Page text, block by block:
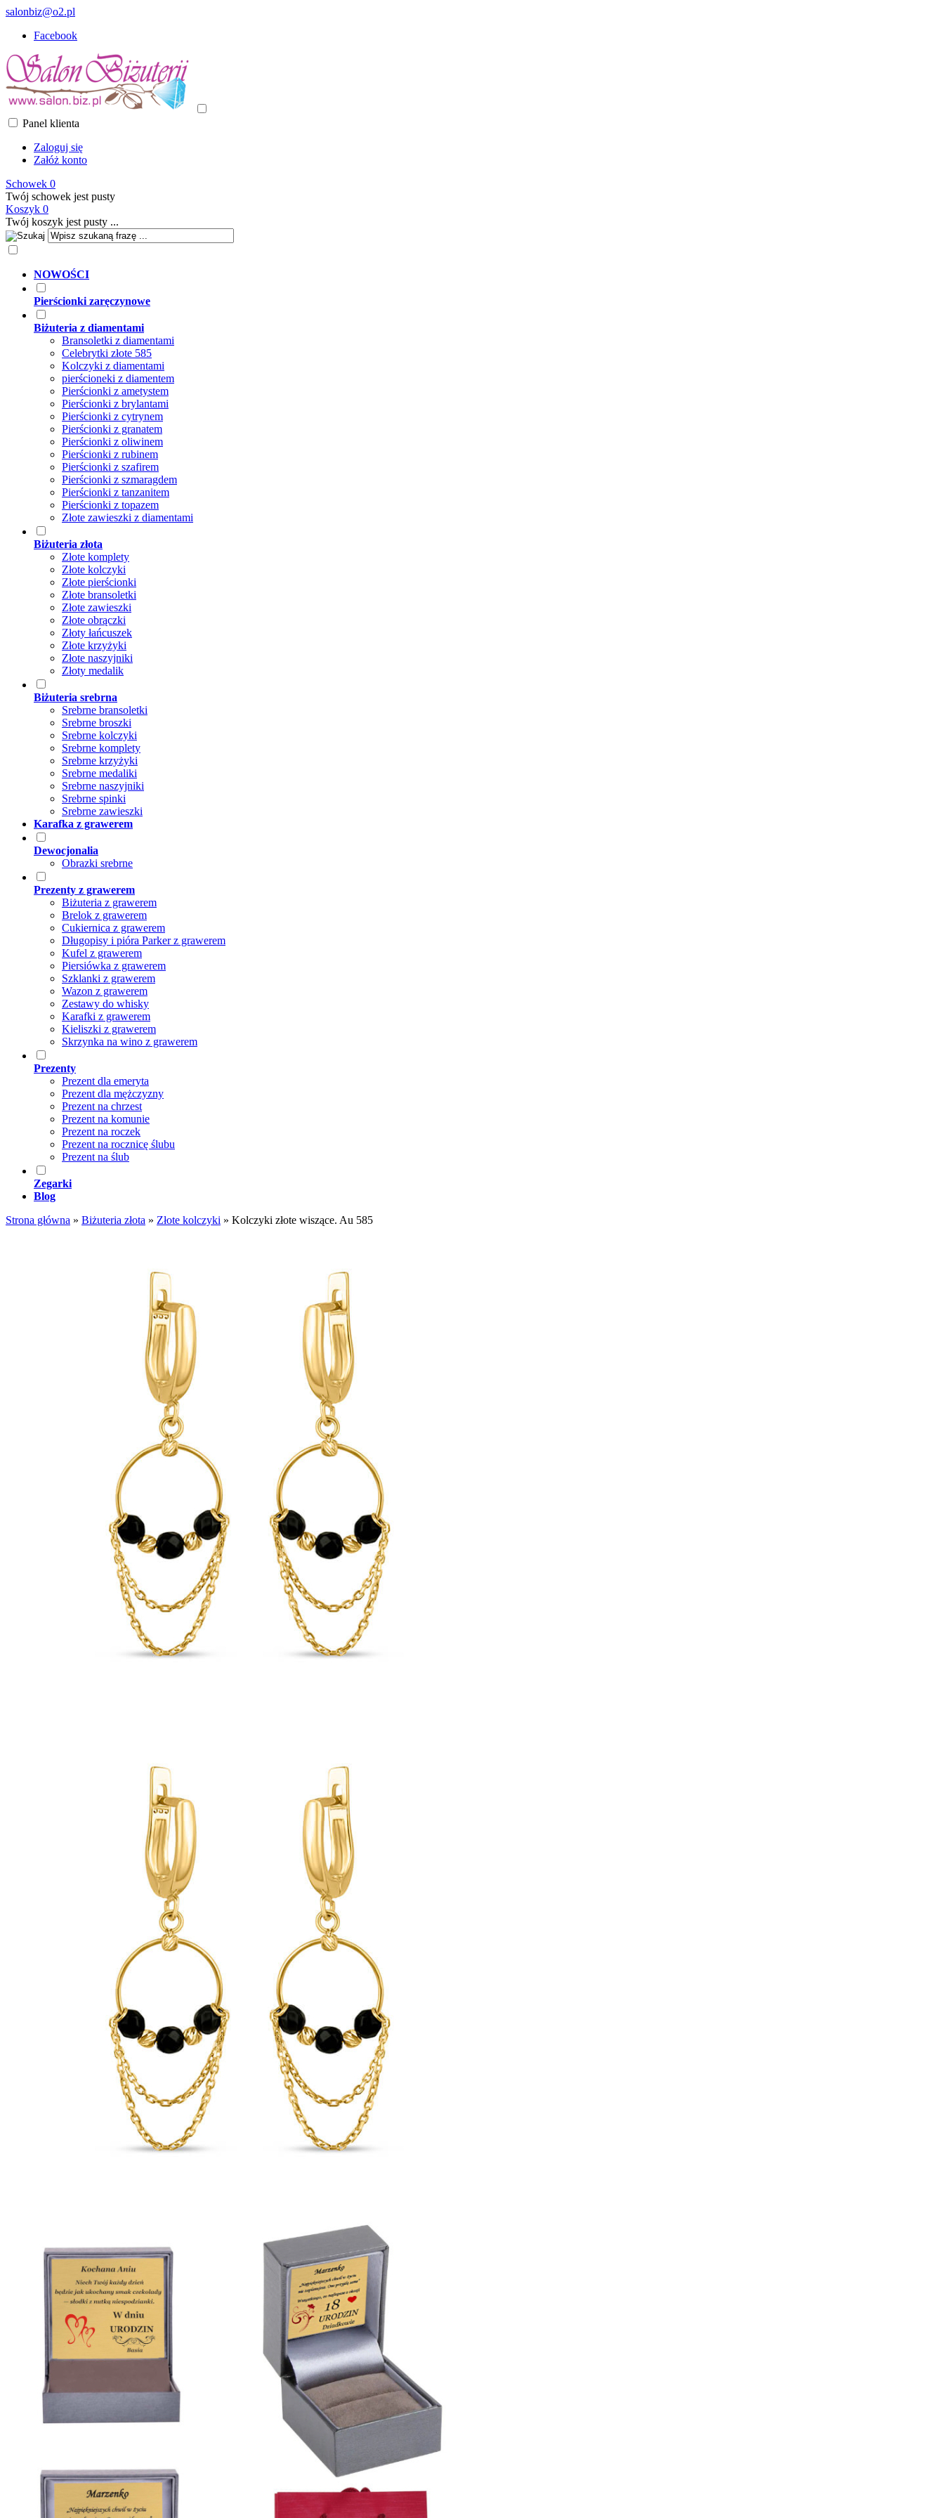
salonbiz@o2.pl
Facebook
Panel klienta
Zaloguj się
Załóż konto
Schowek 0
Twój schowek jest pusty
Koszyk 0
Twój koszyk jest pusty ...
NOWOŚCI
Pierścionki zaręczynowe
Biżuteria z diamentami
Bransoletki z diamentami
Celebrytki złote 585
Kolczyki z diamentami
pierścioneki z diamentem
Pierścionki z ametystem
Pierścionki z brylantami
Pierścionki z cytrynem
Pierścionki z granatem
Pierścionki z oliwinem
Pierścionki z rubinem
Pierścionki z szafirem
Pierścionki z szmaragdem
Pierścionki z tanzanitem
Pierścionki z topazem
Złote zawieszki z diamentami
Biżuteria złota
Złote komplety
Złote kolczyki
Złote pierścionki
Złote bransoletki
Złote zawieszki
Złote obrączki
Złoty łańcuszek
Złote krzyżyki
Złote naszyjniki
Złoty medalik
Biżuteria srebrna
Srebrne bransoletki
Srebrne broszki
Srebrne kolczyki
Srebrne komplety
Srebrne krzyżyki
Srebrne medaliki
Srebrne naszyjniki
Srebrne spinki
Srebrne zawieszki
Karafka z grawerem
Dewocjonalia
Obrazki srebrne
Prezenty z grawerem
Biżuteria z grawerem
Brelok z grawerem
Cukiernica z grawerem
Długopisy i pióra Parker z grawerem
Kufel z grawerem
Piersiówka z grawerem
Szklanki z grawerem
Wazon z grawerem
Zestawy do whisky
Karafki z grawerem
Kieliszki z grawerem
Skrzynka na wino z grawerem
Prezenty
Prezent dla emeryta
Prezent dla mężczyzny
Prezent na chrzest
Prezent na komunie
Prezent na roczek
Prezent na rocznicę ślubu
Prezent na ślub
Zegarki
Blog
Strona główna » Biżuteria złota » Złote kolczyki » Kolczyki złote wiszące. Au 585